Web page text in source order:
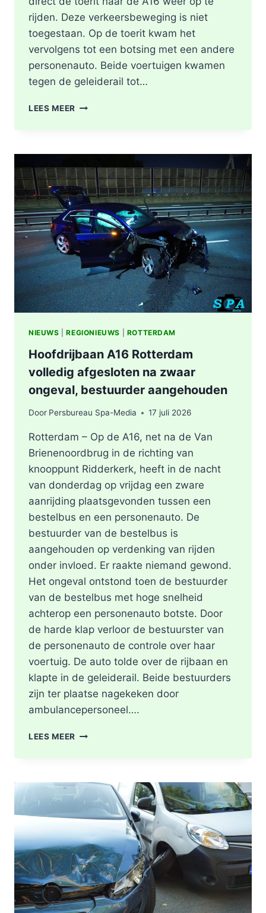
rijden. Deze verkeersbeweging is niet
toegestaan. Op de toerit kwam het
vervolgens tot een botsing met een andere
personenauto. Beide voertuigen kwamen
tegen de geleiderail tot…
LEES MEER GEWONDE
NA
ONGEVAL
TOERIT
A16
BERGSCHENHOEK
RICHTING
ROTTERDAM
NIEUWS |REGIONIEUWS ROTTERDAM
Hoofdrijbaan A16 Rotterdam
volledig afgesloten na zwaar
ongeval, bestuurder aangehouden
Door Persbureau Spa-Media 17 juli 2026
Rotterdam – Op de A16, net na de Van
Brienenoordbrug in de richting van
knooppunt Ridderkerk, heeft in de nacht
van donderdag op vrijdag een zware
aanrijding plaatsgevonden tussen een
bestelbus en een personenauto. De
bestuurder van de bestelbus is
aangehouden op verdenking van rijden
onder invloed. Er raakte niemand gewond.
Het ongeval ontstond toen de bestuurder
van de bestelbus met hoge snelheid
achterop een personenauto botste. Door
de harde klap verloor de bestuurster van
de personenauto de controle over haar
voertuig. De auto tolde over de rijbaan en
klapte in de geleiderail. Beide bestuurders
zijn ter plaatse nagekeken door
ambulancepersoneel….
LEES MEER HOOFDRIJBAAN
AFGESLOTEN
NA
ZWAAR
ONGEVAL,
BESTUURDER
AANGEHOUDEN